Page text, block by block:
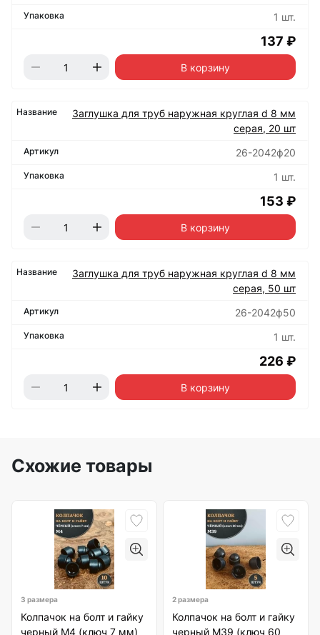
1 шт.
137 ₽
В корзину
Заглушка для труб наружная круглая d 8 мм
серая, 20 шт
26-2042ф20
1 шт.
153 ₽
В корзину
Заглушка для труб наружная круглая d 8 мм
серая, 50 шт
26-2042ф50
1 шт.
226 ₽
В корзину
Схожие товары
3 размера
Колпачок на болт и гайку
черный M4 (ключ 7 мм)
2 размера
Колпачок на болт и гайку
черный M39 (ключ 60